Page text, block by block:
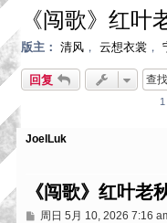
《闯歌》红叶
版主： 清风 ， 云想衣裳 ，
回复
JoelLuk
《闯歌》红叶老
帖
周日 5月 10, 2026 7:16